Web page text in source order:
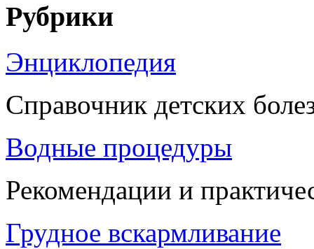
Рубрики
Энциклопедия
Справочник детских
Водные процедуры
Рекомендации и
Грудное вскармливание